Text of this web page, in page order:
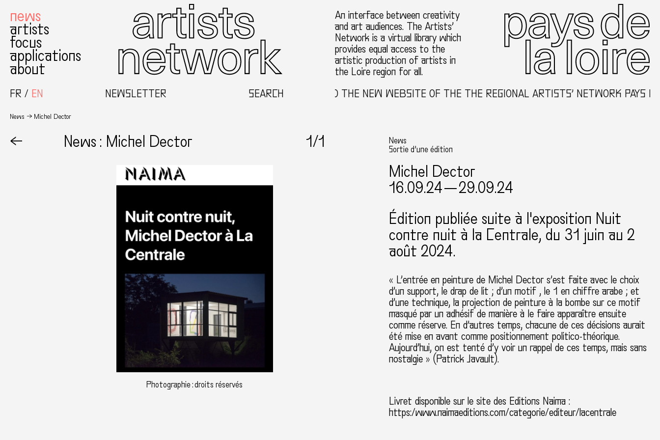
news
artists
focus
applications
about
An interface between creativity
and art audiences. The Artists’
Network is a virtual library which
provides equal access to the
artistic production of artists in
the Loire region for all.
FR
EN NEWSLETTER SEARCHWELCOME TO THE NEW WEBSITE OF THE THE REGIONAL ARTISTS’ NETWORK PAYS
News Michel Dector
← News : Michel Dector 1/1
Photographie : droits réservés
News
Sortie d’une édition
Michel Dector
16.09.24 — 29.09.24
Édition publiée suite à l'exposition Nuit
contre nuit à la Centrale, du 31 juin au 2
août 2024.
« L’entrée en peinture de Michel Dector s’est faite avec le choix
d’un support, le drap de lit ; d’un motif , le 1 en chiffre arabe ; et
d’une technique, la projection de peinture à la bombe sur ce motif
masqué par un adhésif de manière à le faire apparaître ensuite
comme réserve. En d’autres temps, chacune de ces décisions aurait
été mise en avant comme positionnement politico-théorique.
Aujourd’hui, on est tenté d’y voir un rappel de ces temps, mais sans
nostalgie » (Patrick Javault).
Livret disponible sur le site des Editions Naima :
https:/www.naimaeditions.com/categorie/editeur/lacentrale